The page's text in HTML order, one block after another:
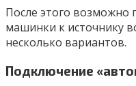
После этого возможно
машинки к источнику
несколько вариантов.
Подключение